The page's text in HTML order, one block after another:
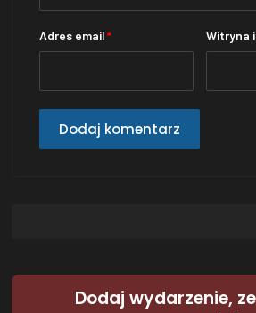
Adres email* Witryna
Dodaj wydarzenie,